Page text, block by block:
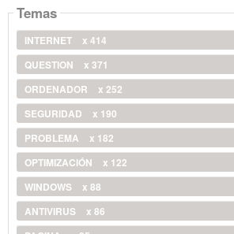
Temas
INTERNET
x 414
QUESTION
x 371
ORDENADOR
x 252
SEGURIDAD
x 190
PROBLEMA
x 182
OPTIMIZACIÓN
x 122
WINDOWS
x 88
ANTIVIRUS
x 86